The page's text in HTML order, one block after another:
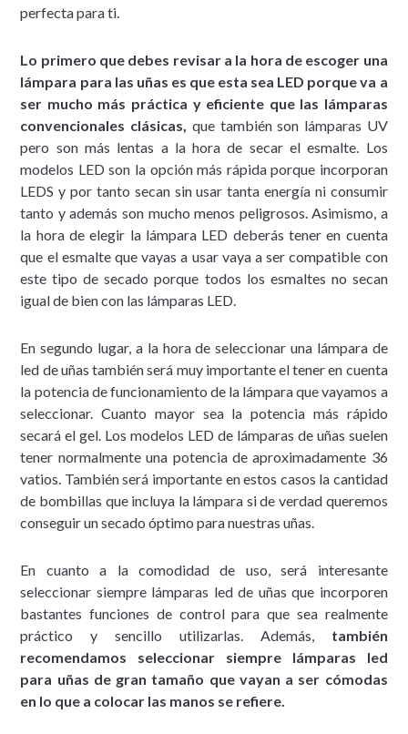
perfecta para ti.
Lo primero que debes revisar a la hora de escoger una
lámpara para las uñas es que esta sea LED porque va a
ser mucho más práctica y eficiente que las lámparas
convencionales clásicas, que también son lámparas UV
pero son más lentas a la hora de secar el esmalte. Los
modelos LED son la opción más rápida porque incorporan
LEDS y por tanto secan sin usar tanta energía ni consumir
tanto y además son mucho menos peligrosos. Asimismo, a
la hora de elegir la lámpara LED deberás tener en cuenta
que el esmalte que vayas a usar vaya a ser compatible con
este tipo de secado porque todos los esmaltes no secan
igual de bien con las lámparas LED.
En segundo lugar, a la hora de seleccionar una lámpara de
led de uñas también será muy importante el tener en cuenta
la potencia de funcionamiento de la lámpara que vayamos a
seleccionar. Cuanto mayor sea la potencia más rápido
secará el gel. Los modelos LED de lámparas de uñas suelen
tener normalmente una potencia de aproximadamente 36
vatios. También será importante en estos casos la cantidad
de bombillas que incluya la lámpara si de verdad queremos
conseguir un secado óptimo para nuestras uñas.
En cuanto a la comodidad de uso, será interesante
seleccionar siempre lámparas led de uñas que incorporen
bastantes funciones de control para que sea realmente
práctico y sencillo utilizarlas. Además, también
recomendamos seleccionar siempre lámparas led
para uñas de gran tamaño que vayan a ser cómodas
en lo que a colocar las manos se refiere.